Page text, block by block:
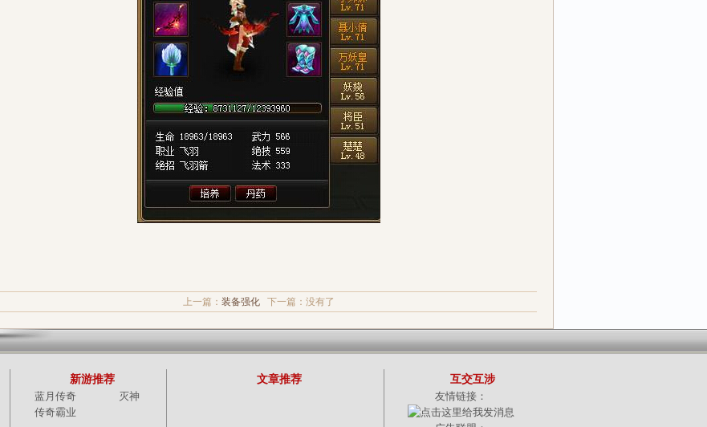
上一篇： 装备强化 下一篇：没有了
新游推荐
蓝月传奇
灭神
传奇霸业
文章推荐 互交互涉
友情链接：